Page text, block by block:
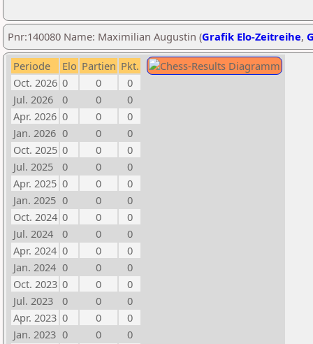
Pnr:140080 Name: Maximilian Augustin (Grafik Elo-Zeitreihe,
Periode Elo Partien Pkt.
Oct. 2026 0 0
0
Jul. 2026
0 0
0
Apr. 2026 0 0
0
Jan. 2026 0 0
0
Oct. 2025 0 0
0
Jul. 2025
0 0
0
Apr. 2025 0 0
0
Jan. 2025 0 0
0
Oct. 2024 0 0
0
Jul. 2024
0 0
0
Apr. 2024 0 0
0
Jan. 2024 0 0
0
Oct. 2023 0 0
0
Jul. 2023
0 0
0
Apr. 2023 0 0
0
Jan. 2023 0 0
0